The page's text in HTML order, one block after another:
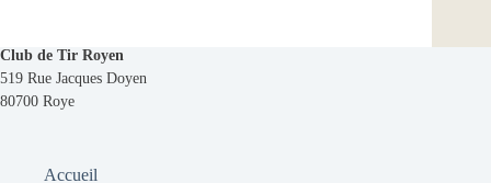
Club de Tir Royen
519 Rue Jacques Doyen
80700 Roye
Accueil